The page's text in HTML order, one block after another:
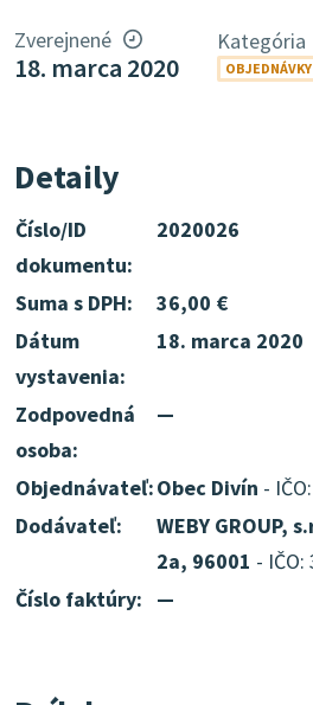
Zverejnené
18. marca 2020
Kategória
OBJEDNÁVKY
Detaily
Číslo/ID
dokumentu:
2020026
Suma s DPH:
36,00 €
Dátum
vystavenia:
18. marca 2020
Zodpovedná
osoba:
—
Objednávateľ:Obec Divín -
Dodávateľ:
WEBY GROUP,
2a, 96001 - IČO:
Číslo faktúry:
—